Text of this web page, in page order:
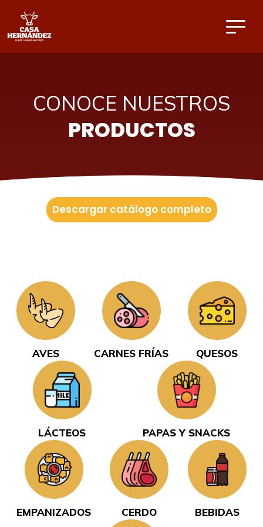
CONOCE NUESTROS
PRODUCTOS
Descargar catálogo completo
AVES CARNES FRÍAS QUESOS
LÁCTEOS PAPAS Y SNACKS
EMPANIZADOS CERDO BEBIDAS